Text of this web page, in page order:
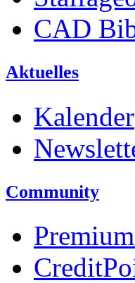
CAD
Aktuelles
Kalender
Community